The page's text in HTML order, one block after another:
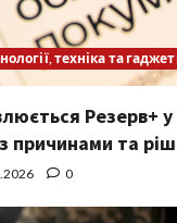
техніка та
Резерв+ у
причинами та
0